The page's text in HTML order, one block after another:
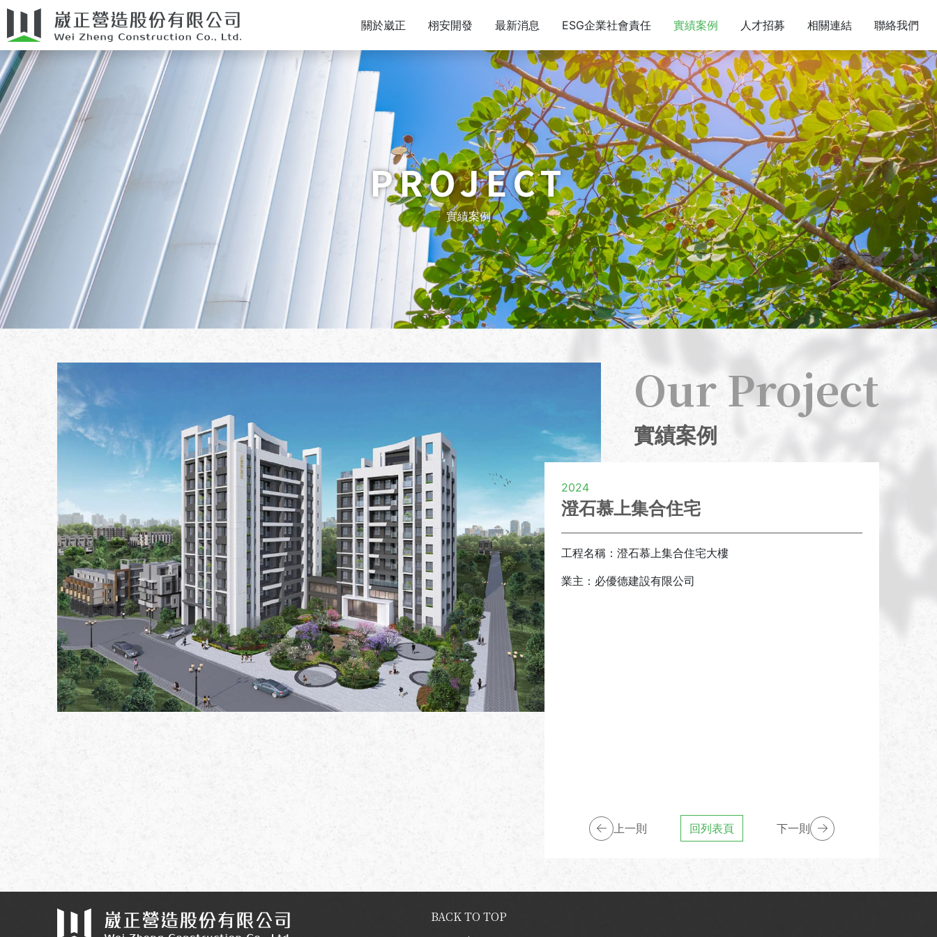
關於崴正 栩安開發 最新消息 ESG企業社會責任 實績案例 人才招募 相關連結 聯絡我們
PROJECT
實績案例
Our Project
實績案例
2024
澄石慕上集合住宅
工程名稱：澄石慕上集合住宅大樓
業主：必優德建設有限公司
上一則 回列表頁 下一則
BACK TO TOP